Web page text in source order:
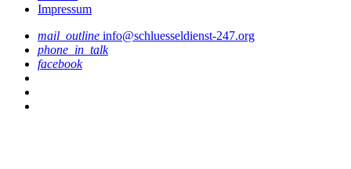
Impressum
mail_outline info@schluesseldienst-247.org
phone_in_talk
facebook